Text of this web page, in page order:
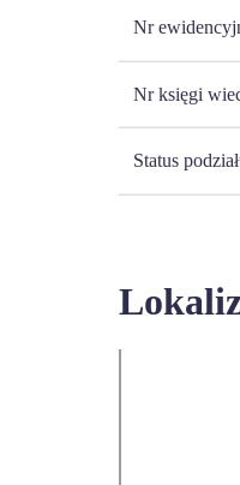
Nr
Nr księgi
Status